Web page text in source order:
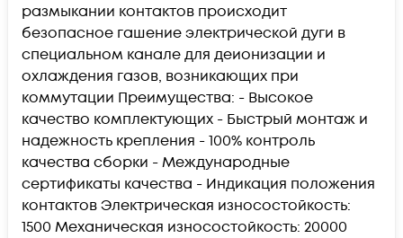
размыкании контактов происходит
безопасное гашение электрической дуги в
специальном канале для деионизации и
охлаждения газов, возникающих при
коммутации Преимущества: - Высокое
качество комплектующих - Быстрый монтаж и
надежность крепления - 100% контроль
качества сборки - Международные
сертификаты качества - Индикация положения
контактов Электрическая износостойкость:
1500 Механическая износостойкость: 20000